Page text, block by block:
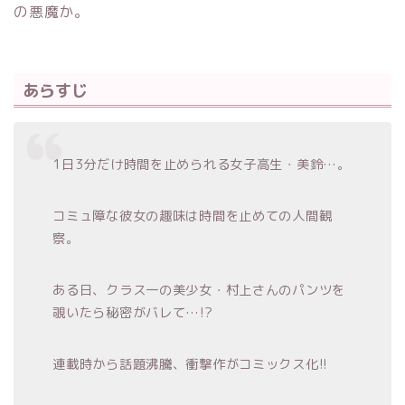
の悪魔か。
あらすじ
1日3分だけ時間を止められる女子高生・美鈴…。
コミュ障な彼女の趣味は時間を止めての人間観
察。
ある日、クラス一の美少女・村上さんのパンツを
覗いたら秘密がバレて…!?
連載時から話題沸騰、衝撃作がコミックス化!!